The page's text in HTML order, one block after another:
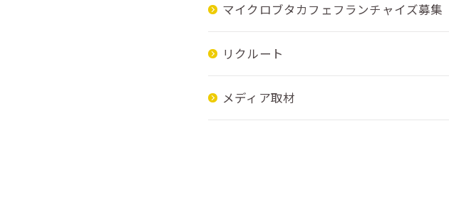
マイクロブタカフェフランチャイズ募集
リクルート
メディア取材